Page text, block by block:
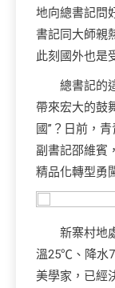
地向總書記問
書記同大師親
此刻國外也是
總書記的
帶來宏大的鼓
國”？日前，
副書記邵維賓
精品化轉型勇
新寨村地
溫25℃、降水
美學家，已經